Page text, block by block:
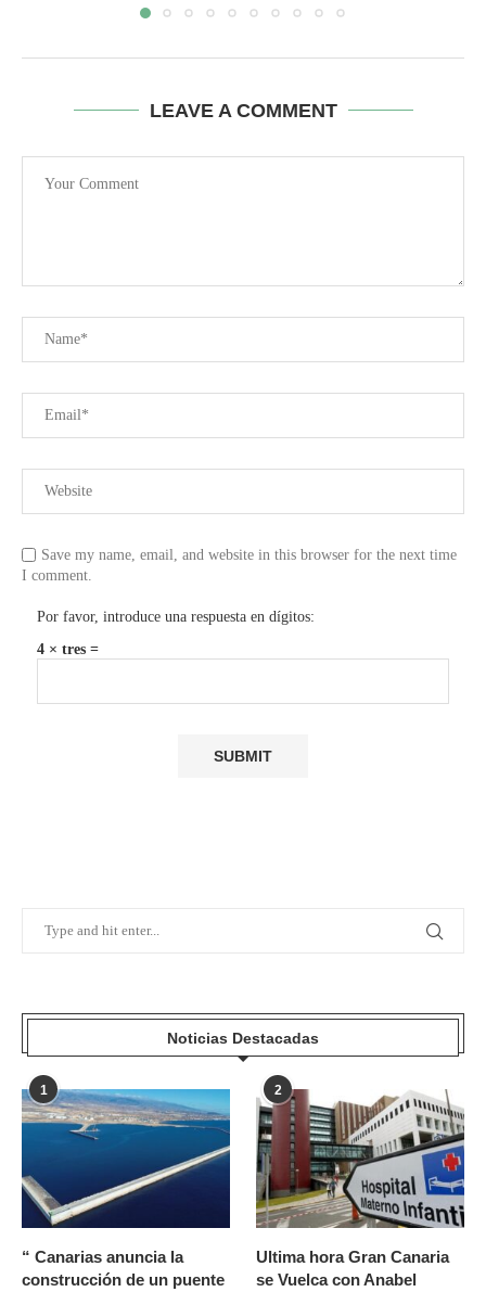
LEAVE A COMMENT
Save my name, email, and website in this browser for the next time
I comment.
Por favor, introduce una respuesta en dígitos:
4 × tres =
Noticias Destacadas
1
“ Canarias anuncia la
construcción de un puente
2
Ultima hora Gran Canaria
se Vuelca con Anabel